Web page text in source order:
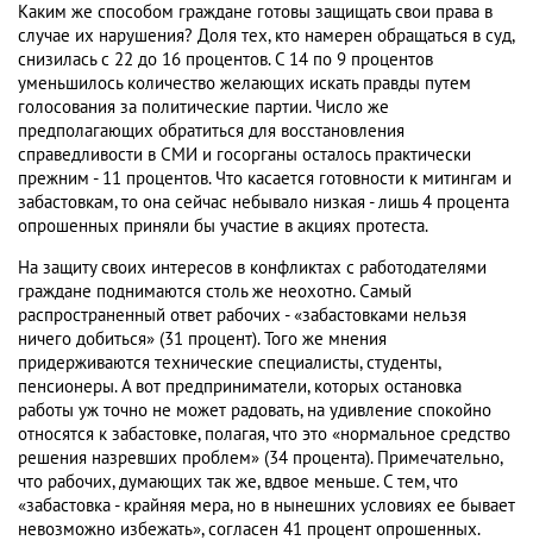
Каким же способом граждане готовы защищать свои права в
случае их нарушения? Доля тех, кто намерен обращаться в суд,
снизилась с 22 до 16 процентов. С 14 по 9 процентов
уменьшилось количество желающих искать правды путем
голосования за политические партии. Число же
предполагающих обратиться для восстановления
справедливости в СМИ и госорганы осталось практически
прежним - 11 процентов. Что касается готовности к митингам и
забастовкам, то она сейчас небывало низкая - лишь 4 процента
опрошенных приняли бы участие в акциях протеста.
На защиту своих интересов в конфликтах с работодателями
граждане поднимаются столь же неохотно. Самый
распространенный ответ рабочих - «забастовками нельзя
ничего добиться» (31 процент). Того же мнения
придерживаются технические специалисты, студенты,
пенсионеры. А вот предприниматели, которых остановка
работы уж точно не может радовать, на удивление спокойно
относятся к забастовке, полагая, что это «нормальное средство
решения назревших проблем» (34 процента). Примечательно,
что рабочих, думающих так же, вдвое меньше. С тем, что
«забастовка - крайняя мера, но в нынешних условиях ее бывает
невозможно избежать», согласен 41 процент опрошенных.